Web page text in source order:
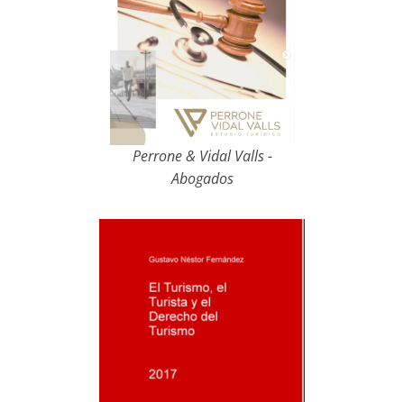
Perrone & Vidal Valls -
Abogados